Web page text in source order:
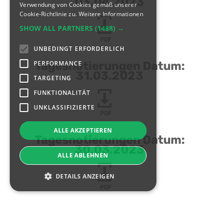
Tagesnotierungen Datum:
Tagesnotierungen Datum:
30.03.2023
Verwendung von Cookies gemäß unserer
Cookie-Richtlinie zu. Weitere Informationen
SHOW ALL PARTNERS (1488) →
UNBEDINGT ERFORDERLICH
PERFORMANCE
TARGETING
FUNKTIONALITÄT
UNKLASSIFIZIERTE
ALLE AKZEPTIEREN
ALLE ABLEHNEN
DETAILS ANZEIGEN